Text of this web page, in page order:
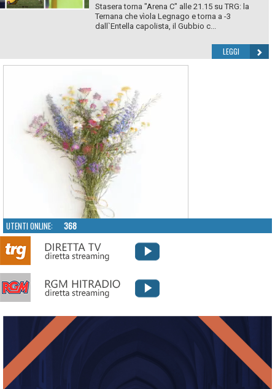
Stasera torna "Arena C" alle 21.15 su TRG: la
Ternana che vìola Legnago e torna a -3
dall`Entella capolista, il Gubbio c...
LEGGI
UTENTI ONLINE: 368